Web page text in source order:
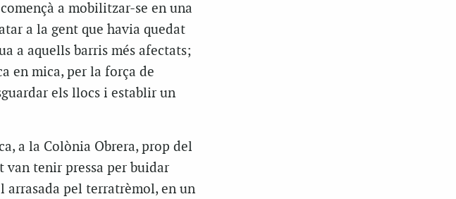
a mobilitzar-se en una
a la gent que havia quedat
a aquells barris més afectats;
en mica, per la força de
els llocs i establir un
a la Colònia Obrera, prop del
van tenir pressa per buidar
pel terratrèmol, en un